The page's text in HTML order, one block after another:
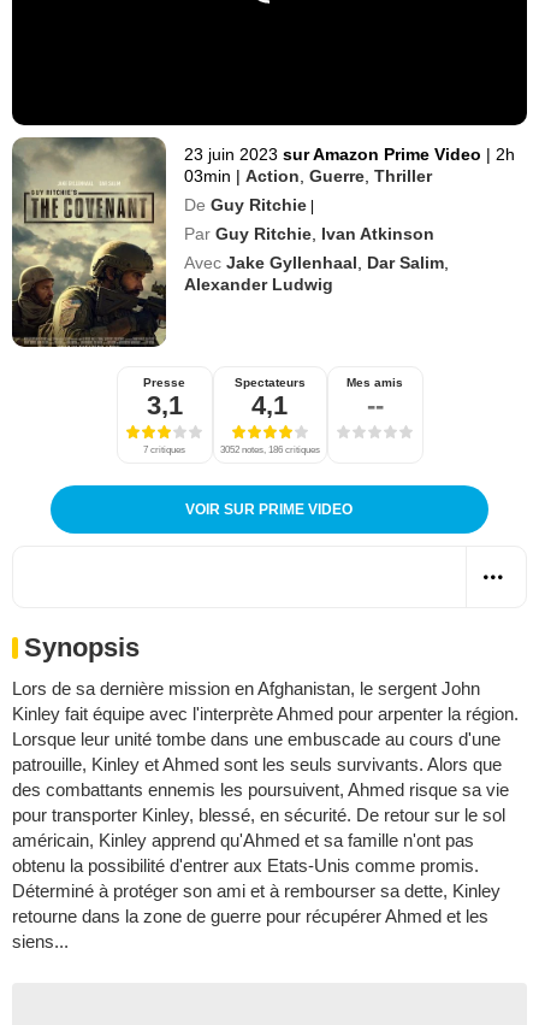
23 juin 2023 sur Amazon Prime Video | 2h
03min | Action ,Guerre ,Thriller
De Guy Ritchie |
Par Guy Ritchie Ivan Atkinson
Avec Jake Gyllenhaal Dar Salim
Alexander Ludwig
Presse
3,1
7 critiques
Spectateurs
4,1
3052 notes, 186 critiques
Mes amis
--
VOIR SUR PRIME VIDEO
Synopsis
Lors de sa dernière mission en Afghanistan, le sergent John
Kinley fait équipe avec l'interprète Ahmed pour arpenter la région.
Lorsque leur unité tombe dans une embuscade au cours d'une
patrouille, Kinley et Ahmed sont les seuls survivants. Alors que
des combattants ennemis les poursuivent, Ahmed risque sa vie
pour transporter Kinley, blessé, en sécurité. De retour sur le sol
américain, Kinley apprend qu'Ahmed et sa famille n'ont pas
obtenu la possibilité d'entrer aux Etats-Unis comme promis.
Déterminé à protéger son ami et à rembourser sa dette, Kinley
retourne dans la zone de guerre pour récupérer Ahmed et les
siens...